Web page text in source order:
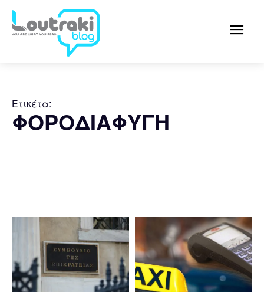
Ετικέτα:
ΦΟΡΟΔΙΑΦΥΓΗ